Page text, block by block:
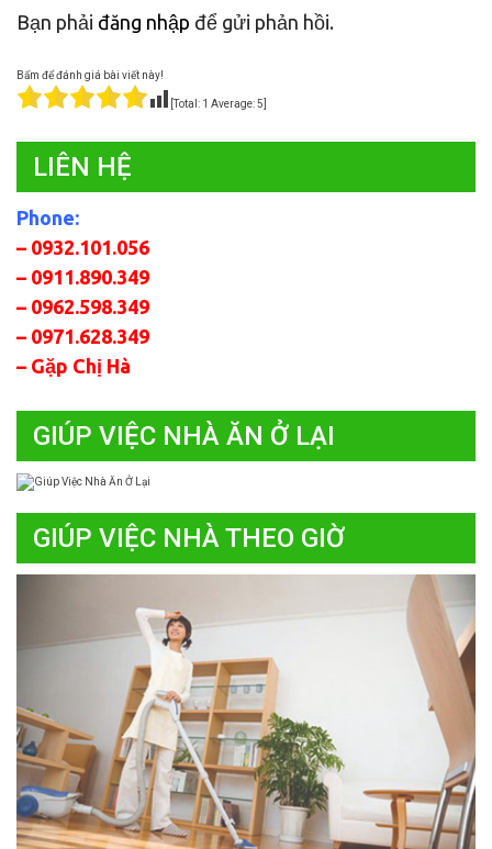
Bạn phải đăng nhập để gửi phản hồi.
Bấm để đánh giá bài viết này!
[Total: 1 Average:5
LIÊN HỆ
Phone:
– 0932.101.056
– 0911.890.349
– 0962.598.349
– 0971.628.349
– Gặp Chị Hà
GIÚP VIỆC NHÀ ĂN Ở LẠI
GIÚP VIỆC NHÀ THEO GIỜ